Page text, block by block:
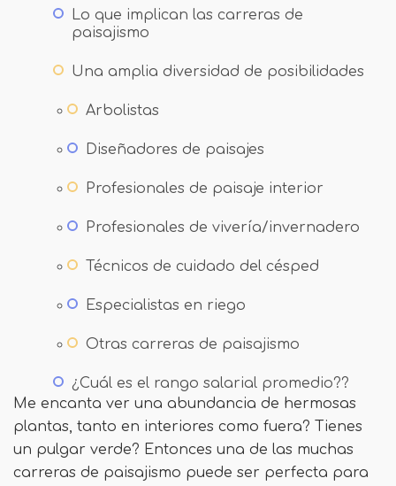
Lo que implican las carreras de
paisajismo
Una amplia diversidad de posibilidades
Arbolistas
Diseñadores de paisajes
Profesionales de paisaje interior
Profesionales de vivería/invernadero
Técnicos de cuidado del césped
Especialistas en riego
Otras carreras de paisajismo
¿Cuál es el rango salarial promedio??
Me encanta ver una abundancia de hermosas
plantas, tanto en interiores como fuera? Tienes
un pulgar verde? Entonces una de las muchas
carreras de paisajismo puede ser perfecta para